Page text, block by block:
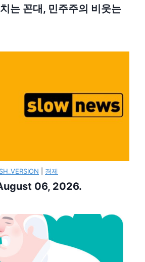
는 꼰대, 민주주의 비웃는
경제
06, 2026.